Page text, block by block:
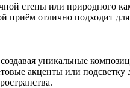
стены или природного
приём отлично подходит
уникальные
акценты или подсветку